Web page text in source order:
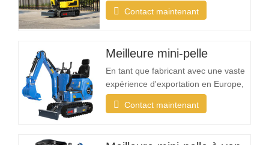
d'une machine fiable, compacte et
facile à utiliser pour les tâches
propriétaire, un agriculteur ou une
entreprise de location, la R319 offre
la…
Contact maintenant
Meilleure mini-pelle
En tant que fabricant avec une vaste
expérience d'exportation en Europe,
en Amérique du Nord, en Australie et
en Asie du Sud-Est, Rippa constate
Contact maintenant